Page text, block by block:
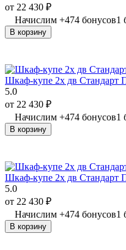
от 22 430 ₽
Начислим +474 бонусов1
В корзину
Шкаф-купе 2х дв Стандарт
5.0
от 22 430 ₽
Начислим +474 бонусов1
В корзину
Шкаф-купе 2х дв Стандарт
5.0
от 22 430 ₽
Начислим +474 бонусов1
В корзину